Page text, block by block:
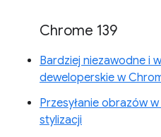
Chrome 139
Bardziej niezawodne i
deweloperskie w
Przesyłanie obrazów
stylizacji